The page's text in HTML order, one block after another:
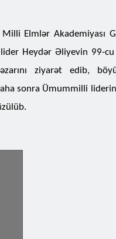
Elmlər Akademiyası
Heydər Əliyevin 99-
ziyarət edib,
sonra Ümummilli